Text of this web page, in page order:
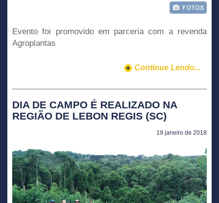
Evento foi promovido em parceria com a revenda
Agroplantas
Continue Lendo...
DIA DE CAMPO É REALIZADO NA
REGIÃO DE LEBON REGIS (SC)
19 janeiro de 2018